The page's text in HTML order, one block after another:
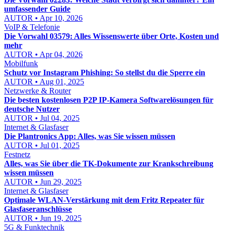
umfassender Guide
AUTOR • Apr 10, 2026
VoIP & Telefonie
Die Vorwahl 03579: Alles Wissenswerte über Orte, Kosten und
mehr
AUTOR • Apr 04, 2026
Mobilfunk
Schutz vor Instagram Phishing: So stellst du die Sperre ein
AUTOR • Aug 01, 2025
Netzwerke & Router
Die besten kostenlosen P2P IP-Kamera Softwarelösungen für
deutsche Nutzer
AUTOR • Jul 04, 2025
Internet & Glasfaser
Die Plantronics App: Alles, was Sie wissen müssen
AUTOR • Jul 01, 2025
Festnetz
Alles, was Sie über die TK-Dokumente zur Krankschreibung
wissen müssen
AUTOR • Jun 29, 2025
Internet & Glasfaser
Optimale WLAN-Verstärkung mit dem Fritz Repeater für
Glasfaseranschlüsse
AUTOR • Jun 19, 2025
5G & Funktechnik